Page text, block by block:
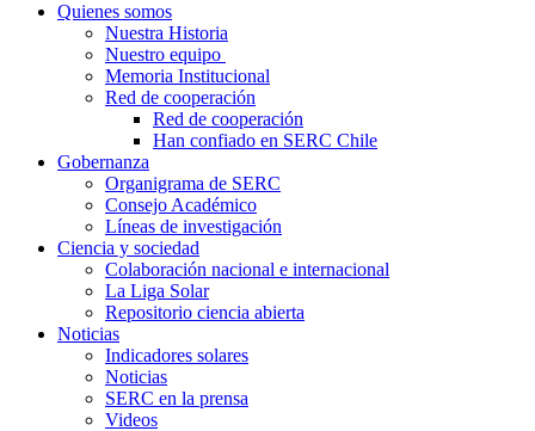
Quienes somos
Nuestra Historia
Nuestro equipo
Memoria Institucional
Red de cooperación
Red de cooperación
Han confiado en SERC Chile
Gobernanza
Organigrama de SERC
Consejo Académico
Líneas de investigación
Ciencia y sociedad
Colaboración nacional e internacional
La Liga Solar
Repositorio ciencia abierta
Noticias
Indicadores solares
Noticias
SERC en la prensa
Videos